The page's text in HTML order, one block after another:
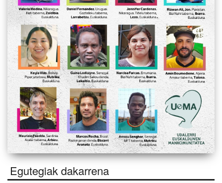
Egutegiak dakarrena